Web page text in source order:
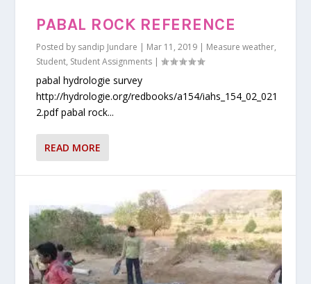
PABAL ROCK REFERENCE
Posted by sandip Jundare | Mar 11, 2019 | Measure weather,
Student, Student Assignments |
pabal hydrologie survey
http://hydrologie.org/redbooks/a154/iahs_154_02_021
2.pdf pabal rock...
READ MORE